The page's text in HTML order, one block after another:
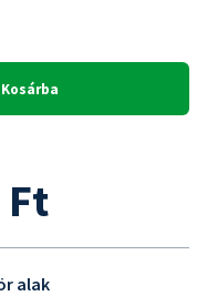
Ft
alak